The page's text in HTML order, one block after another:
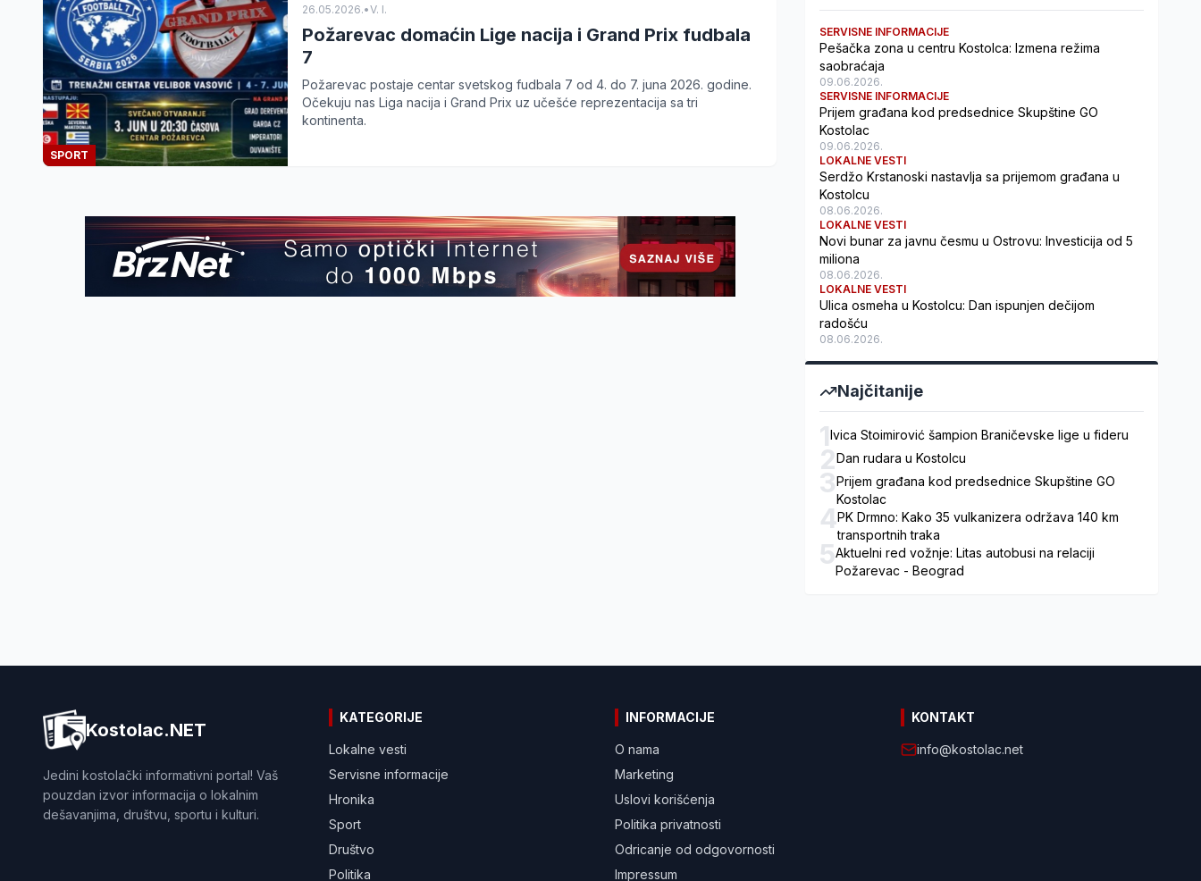
SPORT
26.05.2026.•V. I.
Požarevac domaćin Lige nacija i Grand Prix fudbala
7
Požarevac postaje centar svetskog fudbala 7 od 4. do 7. juna 2026. godine.
Očekuju nas Liga nacija i Grand Prix uz učešće reprezentacija sa tri
kontinenta.
SERVISNE INFORMACIJE
Pešačka zona u centru Kostolca: Izmena režima
saobraćaja
09.06.2026.
SERVISNE INFORMACIJE
Prijem građana kod predsednice Skupštine GO
Kostolac
09.06.2026.
LOKALNE VESTI
Serdžo Krstanoski nastavlja sa prijemom građana u
Kostolcu
08.06.2026.
LOKALNE VESTI
Novi bunar za javnu česmu u Ostrovu: Investicija od 5
miliona
08.06.2026.
LOKALNE VESTI
Ulica osmeha u Kostolcu: Dan ispunjen dečijom
radošću
08.06.2026.
Najčitanije
1Ivica Stoimirović šampion Braničevske lige u fideru
2Dan rudara u Kostolcu
3Prijem građana kod predsednice Skupštine GO
Kostolac
4PK Drmno: Kako 35 vulkanizera održava 140 km
transportnih traka
5Aktuelni red vožnje: Litas autobusi na relaciji
Požarevac - Beograd
Kostolac.NET
Jedini kostolački informativni portal! Vaš
pouzdan izvor informacija o lokalnim
dešavanjima, društvu, sportu i kulturi.
KATEGORIJE
Lokalne vesti
Servisne informacije
Hronika
Sport
Društvo
Politika
INFORMACIJE
O nama
Marketing
Uslovi korišćenja
Politika privatnosti
Odricanje od odgovornosti
Impressum
KONTAKT
info@kostolac.net